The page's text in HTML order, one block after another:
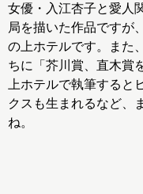
女優・入江杏子と愛人
局を描いた作品ですが
の上ホテルです。また
ちに「芥川賞、直木賞
上ホテルで執筆すると
クスも生まれるなど、
ね。